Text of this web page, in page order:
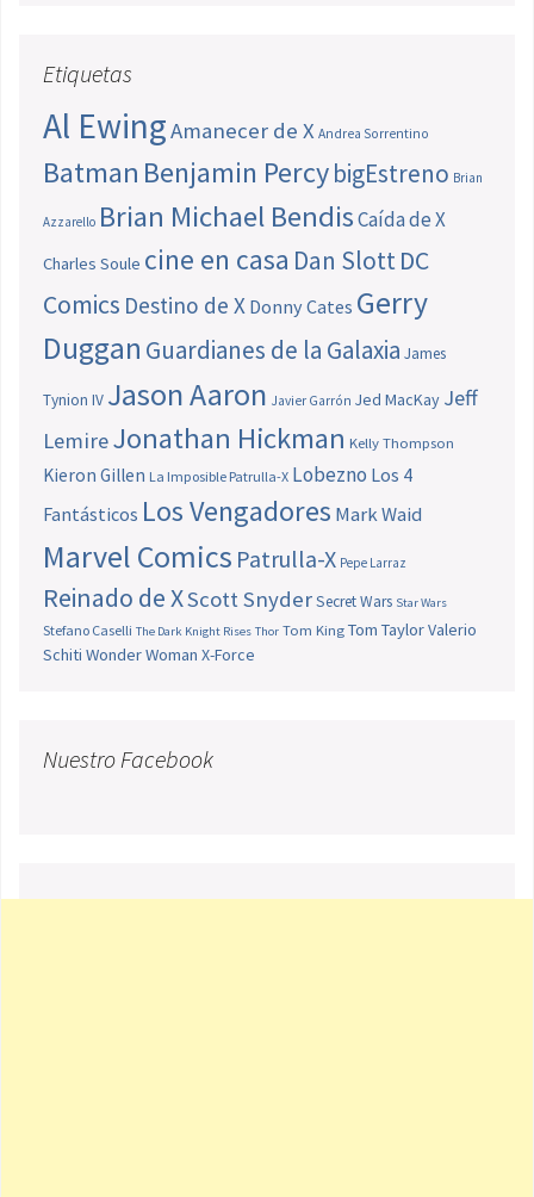
Etiquetas
Al EwingAmanecer de X Andrea Sorrentino
Batman Benjamin PercybigEstreno Brian
Azzarello Brian Michael BendisCaída de X
Charles Soule cine en casa Dan SlottDC
Comics Destino de X Donny Cates Gerry
Duggan Guardianes de la Galaxia James
Tynion IV Jason Aaron Javier Garrón Jed MacKay Jeff
LemireJonathan Hickman Kelly Thompson
Kieron Gillen La Imposible Patrulla-X Lobezno Los 4
Fantásticos Los Vengadores Mark Waid
Marvel Comics Patrulla-X Pepe Larraz
Reinado de XScott SnyderSecret Wars Star Wars
Stefano Caselli The Dark Knight Rises Thor Tom King Tom TaylorValerio
Schiti Wonder Woman X-Force
Nuestro Facebook